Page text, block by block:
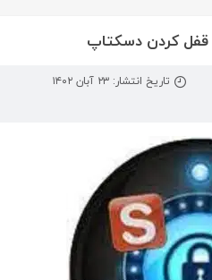
تاریخ انتشار: ۲۳ آبان ۱۴۰۲